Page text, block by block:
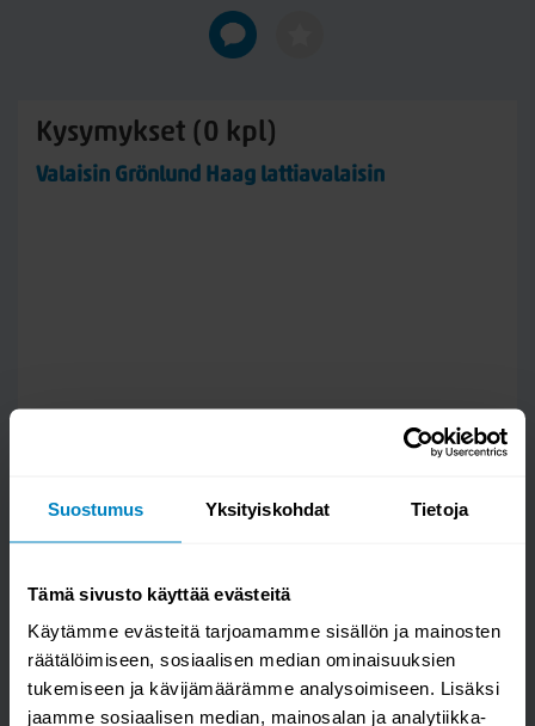
Suostumus Yksityiskohdat Tietoja
Tämä sivusto käyttää evästeitä
Käytämme evästeitä tarjoamamme sisällön ja mainosten
räätälöimiseen, sosiaalisen median ominaisuuksien
tukemiseen ja kävijämäärämme analysoimiseen. Lisäksi
jaamme sosiaalisen median, mainosalan ja analytiikka-
Kysymykset (0 kpl)
Valaisin Grönlund Haag lattiavalaisin